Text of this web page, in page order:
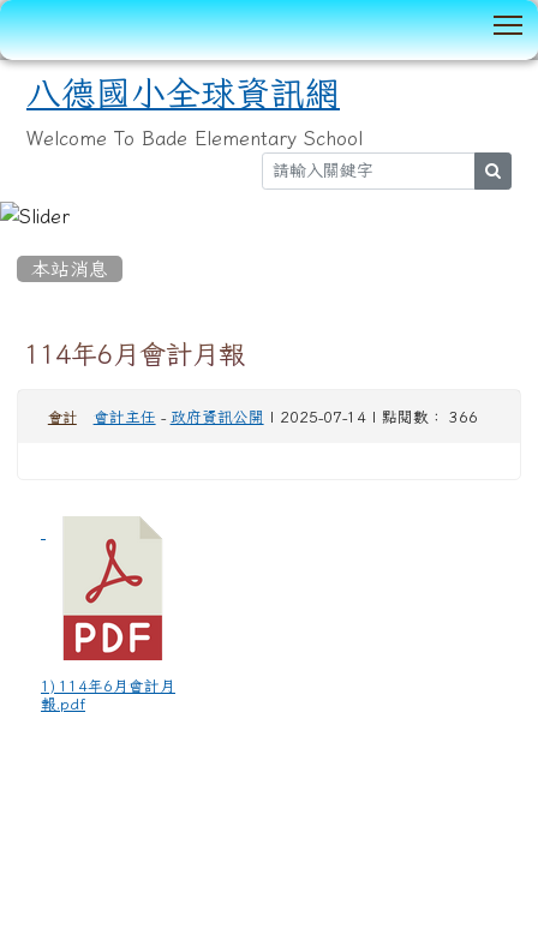
八德國小全球資訊網
Welcome To Bade Elementary School
本站消息
114年6月會計月報
會計 會計主任 - 政府資訊公開 | 2025-07-14 | 點閱數： 366
1) 114年6月會計月
報.pdf